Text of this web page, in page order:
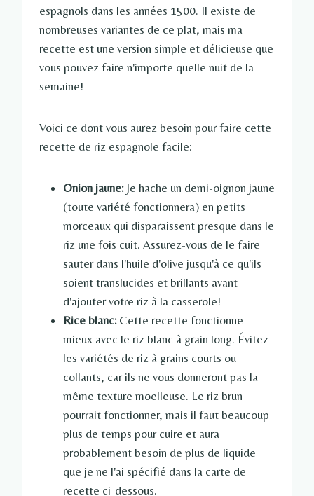
espagnols dans les années 1500. Il existe de
nombreuses variantes de ce plat, mais ma
recette est une version simple et délicieuse que
vous pouvez faire n'importe quelle nuit de la
semaine!
Voici ce dont vous aurez besoin pour faire cette
recette de riz espagnole facile:
Onion jaune: Je hache un demi-oignon jaune
(toute variété fonctionnera) en petits
morceaux qui disparaissent presque dans le
riz une fois cuit. Assurez-vous de le faire
sauter dans l'huile d'olive jusqu'à ce qu'ils
soient translucides et brillants avant
d'ajouter votre riz à la casserole!
Rice blanc: Cette recette fonctionne
mieux avec le riz blanc à grain long. Évitez
les variétés de riz à grains courts ou
collants, car ils ne vous donneront pas la
même texture moelleuse. Le riz brun
pourrait fonctionner, mais il faut beaucoup
plus de temps pour cuire et aura
probablement besoin de plus de liquide
que je ne l'ai spécifié dans la carte de
recette ci-dessous.